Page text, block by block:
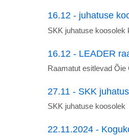
16.12 - juhatuse
SKK juhatuse koosolek
16.12 - LEADER
Raamatut esitlevad
27.11 - SKK
SKK juhatuse koosolek
22.11.2024 -